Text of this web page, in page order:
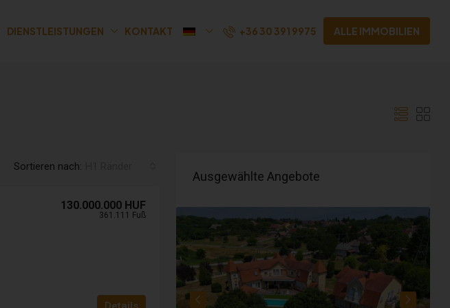
DIENSTLEISTUNGEN KONTAKT +36 30 391 9975 ALLE IMMOBILIEN
Sortieren nach:
130.000.000 HUF
361.111 Fuß
Ausgewählte Angebote